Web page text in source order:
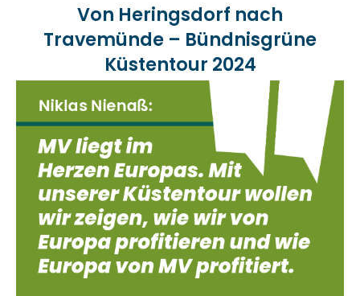
Von Heringsdorf nach
Travemünde – Bündnisgrüne
Küstentour 2024